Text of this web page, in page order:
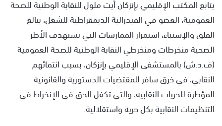
يتابع المكتب الإقليمي بإنزكان أيت ملول للنقابة الوطنية للصحة
العمومية، العضو في الفيدرالية الديمقراطية للشغل، ببالغ
القلق والإستياء، استمرار الممارسات التي تستهدف الأطر
الصحية منخرطات ومنخرطي النقابة الوطنية للصحة العمومية
(ف.د.ش) بالمستشفى الإقليمي بإنزكان، بسبب انتمائهم
النقابي، في خرق سافر للمقتضيات الدستورية والقانونية
المؤطرة للحريات النقابية، والتي تكفل الحق في الإنخراط في
التنظيمات النقابية بكل حرية واستقلالية.